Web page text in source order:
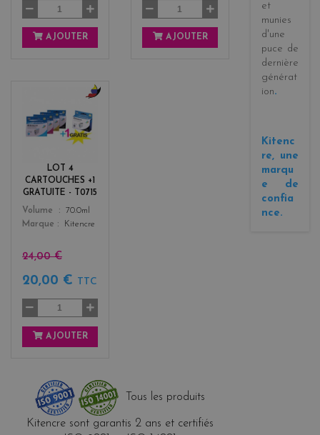
AJOUTER AJOUTER
LOT 4
CARTOUCHES +1
GRATUITE - T0715
Color
l
a
3
Volume
70.0ml
Marque
Kitencre
24,00 €
20,00 € TTC
AJOUTER
Tous les produits
Kitencre sont garantis 2 ans et certifiés
et
munies
d'une
puce de
dernière
générat
ion.
Kitenc
re, une
marqu
e de
confia
nce.